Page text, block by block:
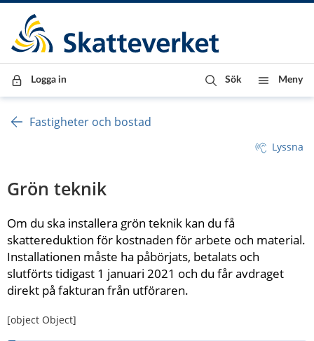
Till innehåll
Till navigationen
Till chattrobot
Logga in Sök Meny
Fastigheter och bostad
Lyssna
Grön teknik
Om du ska installera grön teknik kan du få
skattereduktion för kostnaden för arbete och material.
Installationen måste ha påbörjats, betalats och
slutförts tidigast 1 januari 2021 och du får avdraget
direkt på fakturan från utföraren.
[object Object]